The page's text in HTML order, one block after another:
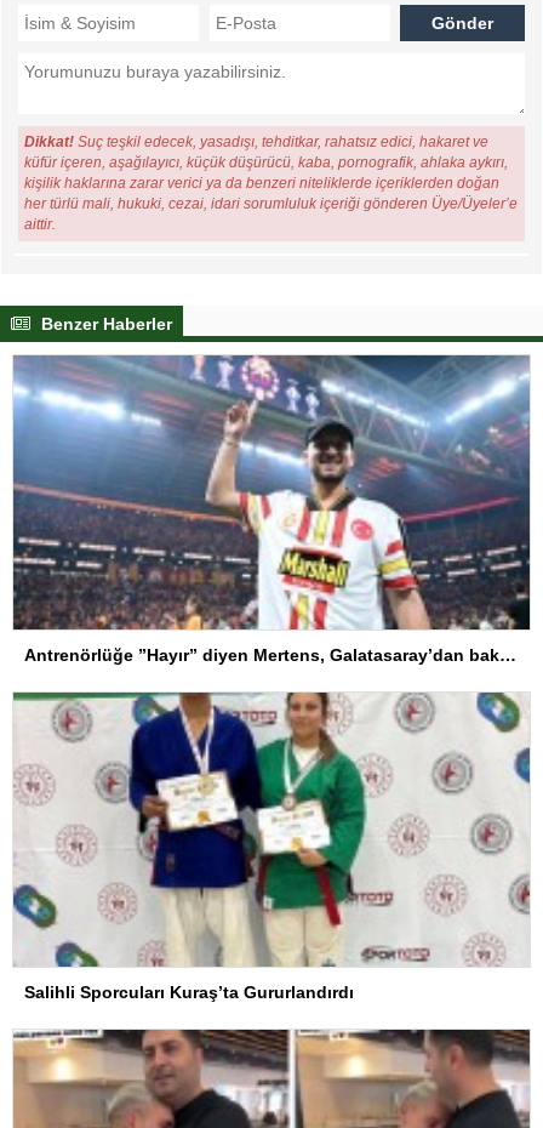
Dikkat! Suç teşkil edecek, yasadışı, tehditkar, rahatsız edici, hakaret ve
küfür içeren, aşağılayıcı, küçük düşürücü, kaba, pornografik, ahlaka aykırı,
kişilik haklarına zarar verici ya da benzeri niteliklerde içeriklerden doğan
her türlü mali, hukuki, cezai, idari sorumluluk içeriği gönderen Üye/Üyeler’e
aittir.
Benzer Haberler
Antrenörlüğe ”Hayır” diyen Mertens, Galatasaray’dan bakın ne istedi
Salihli Sporcuları Kuraş’ta Gururlandırdı